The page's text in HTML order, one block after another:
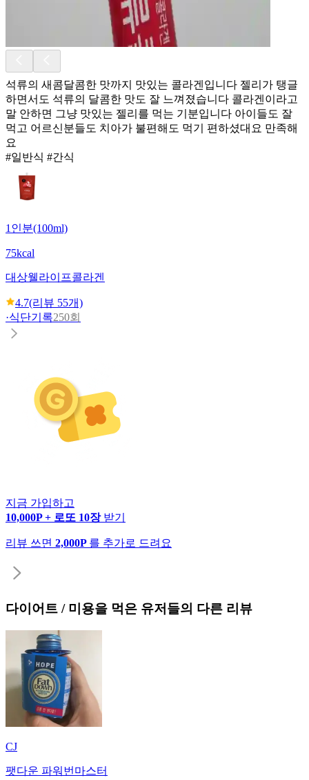
석류의 새콤달콤한 맛까지 맛있는 콜라겐입니다 젤리가 탱글
하면서도 석류의 달콤한 맛도 잘 느껴졌습니다 콜라겐이라고
말 안하면 그냥 맛있는 젤리를 먹는 기분입니다 아이들도 잘
먹고 어르신분들도 치아가 불편해도 먹기 편하셨대요 만족해
요
#일반식 #간식
1인분(100ml)
75kcal
대상웰라이프콜라겐
4.7(리뷰 55개)
·식단기록250회
지금 가입하고
10,000P + 로또 10장 받기
리뷰 쓰면 2,000P 를 추가로 드려요
다이어트 / 미용을 먹은 유저들의 다른 리뷰
CJ
팻다운 파워번마스터